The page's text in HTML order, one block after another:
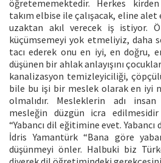
öğretememektedir. Herkes
takım elbise ile çalışacak, eline alet
uzaktan akıl verecek iş istiyor.
küçümsemeyi yok etmeliyiz, daha
tacı ederek onu en iyi, en doğru,
düşünen bir ahlak anlayışını
kanalizasyon temizleyiciliği,
bile bu işi bir meslek olarak en iyi
olmalıdır. Mesleklerin adı
mesleğin düzgün icra
“Yabancı dil eğitimine evet.
İdris Yamantürk “Bana göre
düşünmeyi önler. Halbuki biz